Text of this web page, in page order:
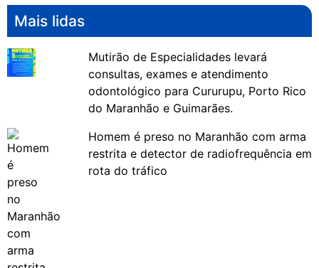
Mais lidas
Mutirão de Especialidades levará
consultas, exames e atendimento
odontológico para Cururupu, Porto Rico
do Maranhão e Guimarães.
Homem é preso no Maranhão com arma
restrita e detector de radiofrequência em
rota do tráfico